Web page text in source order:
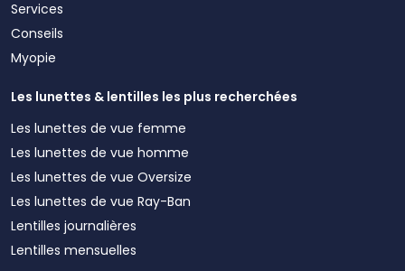
Services
Conseils
Myopie
Les lunettes & lentilles les plus recherchées
Les lunettes de vue femme
Les lunettes de vue homme
Les lunettes de vue Oversize
Les lunettes de vue Ray-Ban
Lentilles journalières
Lentilles mensuelles